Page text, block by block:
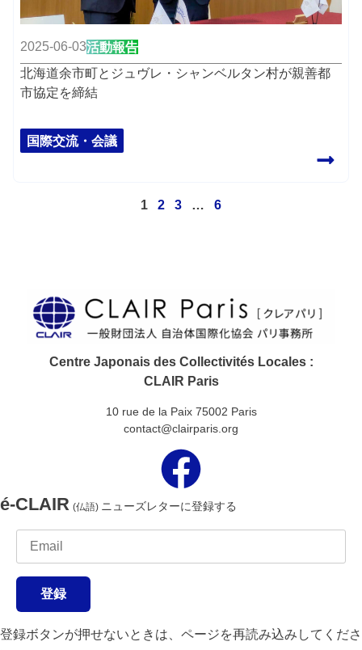
2025-06-03活動報告
北海道余市町とジュヴレ・シャンベルタン村が親善都
市協定を締結
国際交流・会議
1 2 3 … 6
Centre Japonais des Collectivités Locales :
CLAIR Paris
10 rue de la Paix 75002 Paris
contact@clairparis.org
é-CLAIR (仏語) ニューズレターに登録する
登録
登録ボタンが押せないときは、ページを再読み込みしてくださ